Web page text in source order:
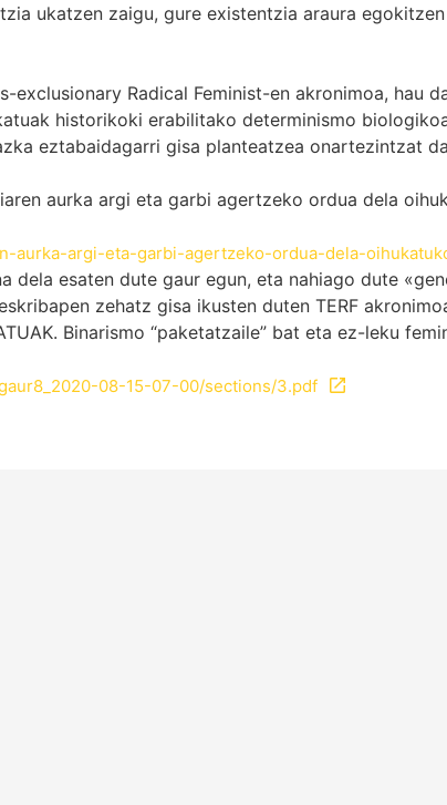
ukatzen zaigu, gure existentzia araura
exclusionary Radical Feminist-en akronimoa, hau
historikoki erabilitako determinismo
eztabaidagarri gisa planteatzea onartezintzat
aurka argi eta garbi agertzeko ordua dela
aurka-argi-eta-garbi-agertzeko-ordua-dela-
dela esaten dute gaur egun, eta nahiago dute
zehatz gisa ikusten duten TERF
Binarismo “paketatzaile” bat eta ez-leku
08-15-07-00/sections/3.pdf